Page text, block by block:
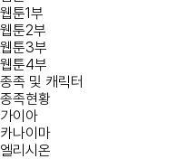
웹툰1부
웹툰2부
웹툰3부
웹툰4부
종족 및 캐릭터
종족현황
가이아
카나이마
엘리시온